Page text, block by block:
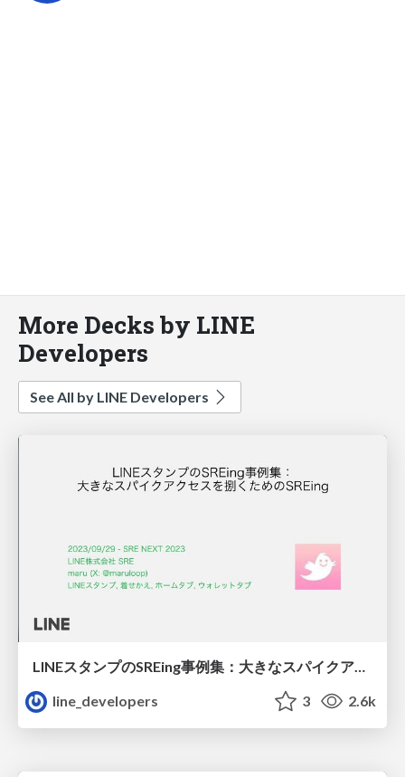
More Decks by LINE
Developers
See All by LINE Developers
LINEスタンプのSREing事例集：大きなスパイクアクセスを捌くためのSREing
line_developers
3 2.6k